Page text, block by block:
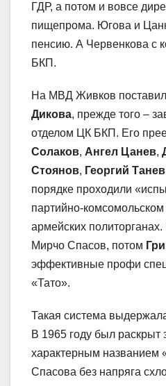
ГДР, а потом и вовсе
пищепрома. Югова и
пенсию. А Червенкова с
БКП.
На МВД Живков поставил
Дикова, прежде того –
отделом ЦК БКП. Его
Солаков, Ангел Цанев,
Стоянов, Георгий Танев
порядке проходили
партийно-
армейских
Мирчо Спасов, потом
эффективные профи
«Тато».
Такая система
В 1965 году был раскрыт
характерным названием
Спасова без напряга